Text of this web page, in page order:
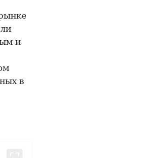
и
в